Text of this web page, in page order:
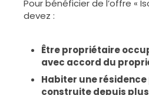
Pour bénéficier de l’offre «
devez :
Être propriétaire
avec accord du
Habiter une
construite depuis plus